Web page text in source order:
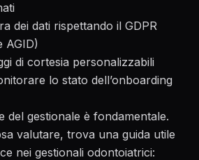
dei dati rispettando il GDPR
AGID)
di cortesia personalizzabili
lo stato dell’onboarding
del gestionale è fondamentale.
valutare, trova una guida utile
nei gestionali odontoiatrici: